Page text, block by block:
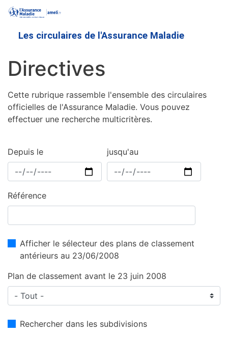
contenu
Les circulaires de l'Assurance Maladie
Directives
Cette rubrique rassemble l'ensemble des circulaires
officielles de l'Assurance Maladie. Vous pouvez
effectuer une recherche multicritères.
Depuis le jusqu'au
Référence
Afficher le sélecteur des plans de classement
antérieurs au 23/06/2008
Plan de classement avant le 23 juin 2008
Rechercher dans les subdivisions